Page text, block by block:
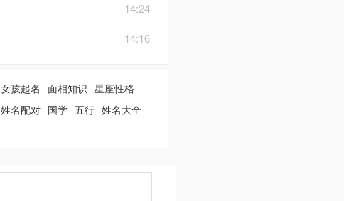
14:24
14:16
女孩起名 面相知识 星座性格
姓名配对 国学 五行 姓名大全